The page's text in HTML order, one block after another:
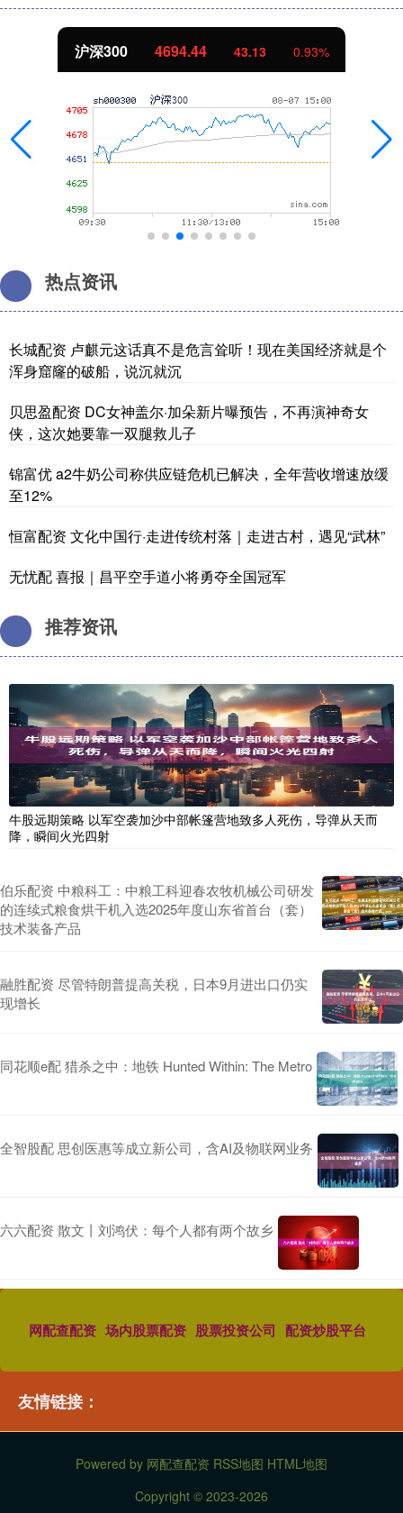
北证50 1134.24 11.37 1.01%
热点资讯
长城配资 卢麒元这话真不是危言耸听！现在美国经济就是个
浑身窟窿的破船，说沉就沉
贝思盈配资 DC女神盖尔·加朵新片曝预告，不再演神奇女
侠，这次她要靠一双腿救儿子
锦富优 a2牛奶公司称供应链危机已解决，全年营收增速放缓
至12%
恒富配资 文化中国行·走进传统村落｜走进古村，遇见“武林”
无忧配 喜报｜昌平空手道小将勇夺全国冠军
推荐资讯
牛股远期策略 以军空袭加沙中部帐篷营地致多人死伤，导弹从天而
降，瞬间火光四射
伯乐配资 中粮科工：中粮工科迎春农牧机械公司研发
的连续式粮食烘干机入选2025年度山东省首台（套）
技术装备产品
融胜配资 尽管特朗普提高关税，日本9月进出口仍实
现增长
同花顺e配 猎杀之中：地铁 Hunted Within: The Metro
全智股配 思创医惠等成立新公司，含AI及物联网业务
六六配资 散文丨刘鸿伏：每个人都有两个故乡
网配查配资 场内股票配资 股票投资公司 配资炒股平台
友情链接：
Powered by 网配查配资 RSS地图 HTML地图
Copyright © 2023-2026